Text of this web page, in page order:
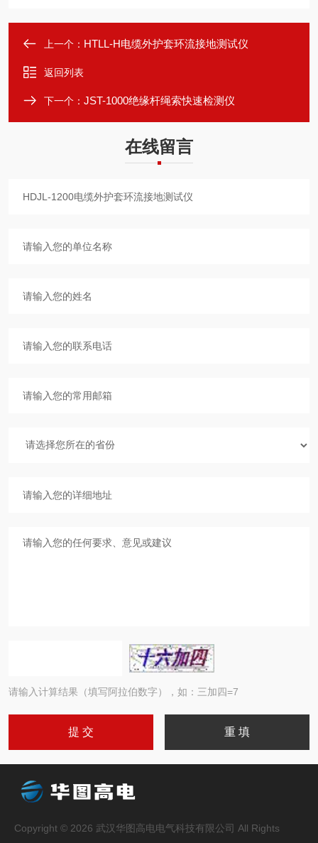
上一个： HTLL-H电缆外护套环流接地测试仪
返回列表
下一个： JST-1000绝缘杆绳索快速检测仪
在线留言
请输入计算结果（填写阿拉伯数字），如：三加四=7
Copyright © 2026 武汉华图高电电气科技有限公司 All Rights